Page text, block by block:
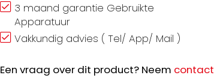
3 maand garantie Gebruikte
Apparatuur
Vakkundig advies ( Tel/ App/ Mail )
Een vraag over dit product? Neem contact